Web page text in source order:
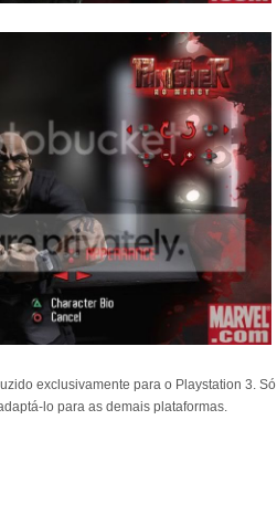
exclusivamente para o Playstation 3. Só
lo para as demais plataformas.